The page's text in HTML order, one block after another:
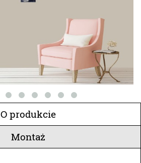
O produkcie
Montaż